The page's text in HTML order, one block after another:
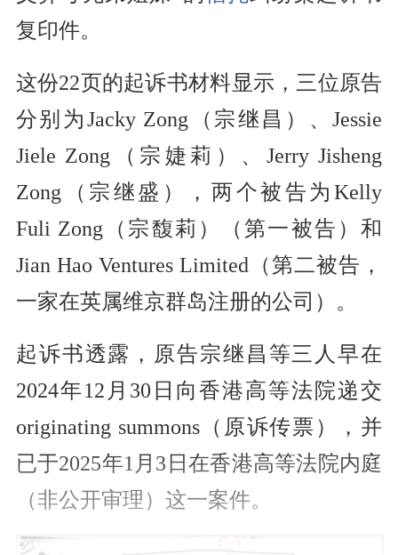
复印件。
这份22页的起诉书材料显示，三位原告
分别为Jacky Zong（宗继昌）、Jessie
Jiele Zong（宗婕莉）、Jerry Jisheng
Zong（宗继盛），两个被告为Kelly
Fuli Zong（宗馥莉）（第一被告）和
Jian Hao Ventures Limited（第二被告，
一家在英属维京群岛注册的公司）。
起诉书透露，原告宗继昌等三人早在
2024年12月30日向香港高等法院递交
originating summons（原诉传票），并
已于2025年1月3日在香港高等法院内庭
（非公开审理）这一案件。